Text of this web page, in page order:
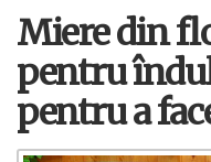
Miere din
pentru
pentru a